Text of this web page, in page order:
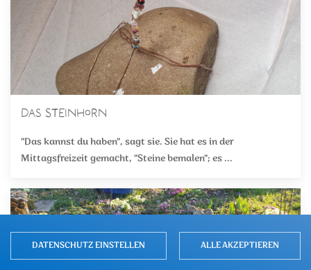
Das Steinhorn
"Das kannst du haben", sagt sie. Sie hat es in der
Mittagsfreizeit gemacht, "Steine bemalen"; es ...
DATENSCHUTZ EINSTELLEN ALLE AKZEPTIEREN